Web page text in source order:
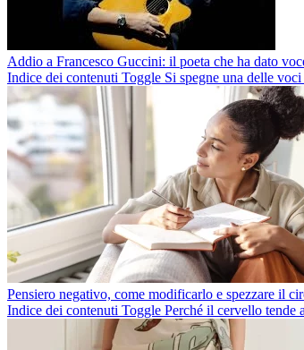
Addio a Francesco Guccini: il poeta che ha dato
Indice dei contenuti Toggle Si spegne una delle
Pensiero negativo, come modificarlo e spezzare il
Indice dei contenuti Toggle Perché il cervello